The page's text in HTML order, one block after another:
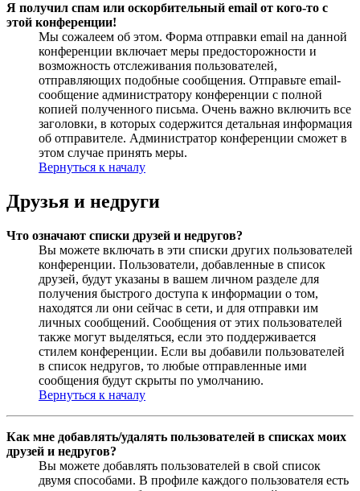
Я получил спам или оскорбительный email от кого-то с
этой конференции!
Мы сожалеем об этом. Форма отправки email на данной
конференции включает меры предосторожности и
возможность отслеживания пользователей,
отправляющих подобные сообщения. Отправьте email-
сообщение администратору конференции с полной
копией полученного письма. Очень важно включить все
заголовки, в которых содержится детальная информация
об отправителе. Администратор конференции сможет в
этом случае принять меры.
Вернуться к началу
Друзья и недруги
Что означают списки друзей и недругов?
Вы можете включать в эти списки других пользователей
конференции. Пользователи, добавленные в список
друзей, будут указаны в вашем личном разделе для
получения быстрого доступа к информации о том,
находятся ли они сейчас в сети, и для отправки им
личных сообщений. Сообщения от этих пользователей
также могут выделяться, если это поддерживается
стилем конференции. Если вы добавили пользователей
в список недругов, то любые отправленные ими
сообщения будут скрыты по умолчанию.
Вернуться к началу
Как мне добавлять/удалять пользователей в списках моих
друзей и недругов?
Вы можете добавлять пользователей в свой список
двумя способами. В профиле каждого пользователя есть